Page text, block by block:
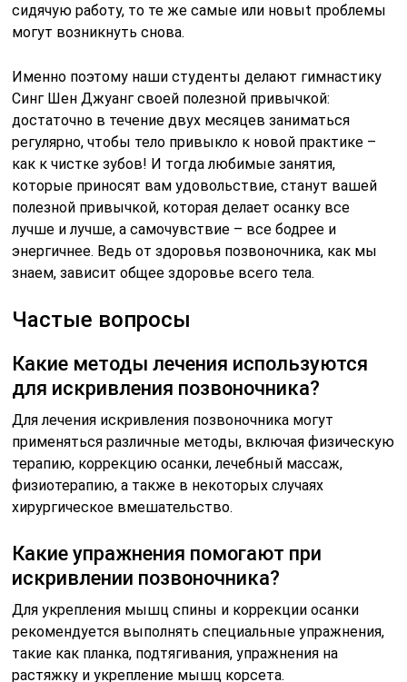
сидячую работу, то те же самые или новыt проблемы
могут возникнуть снова.
Именно поэтому наши студенты делают гимнастику
Синг Шен Джуанг своей полезной привычкой:
достаточно в течение двух месяцев заниматься
регулярно, чтобы тело привыкло к новой практике –
как к чистке зубов! И тогда любимые занятия,
которые приносят вам удовольствие, станут вашей
полезной привычкой, которая делает осанку все
лучше и лучше, а самочувствие – все бодрее и
энергичнее. Ведь от здоровья позвоночника, как мы
знаем, зависит общее здоровье всего тела.
Частые вопросы
Какие методы лечения используются
для искривления позвоночника?
Для лечения искривления позвоночника могут
применяться различные методы, включая физическую
терапию, коррекцию осанки, лечебный массаж,
физиотерапию, а также в некоторых случаях
хирургическое вмешательство.
Какие упражнения помогают при
искривлении позвоночника?
Для укрепления мышц спины и коррекции осанки
рекомендуется выполнять специальные упражнения,
такие как планка, подтягивания, упражнения на
растяжку и укрепление мышц корсета.